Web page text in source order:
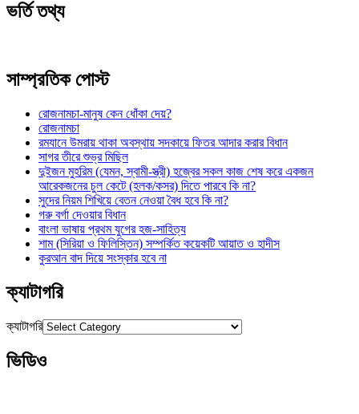
ভর্তি তথ্য
সাম্প্রতিক পোস্ট
রোজনামচা-মানুষ কেন ধোঁকা দেয়?
রোজনামচা
রমযানে উমরায় থাকা অবস্থায় সদকায়ে ফিতর আদার করার বিধান
সাগর তীরে শুভ্র মিছিল
দুইজন মুহরিম (যেমন, স্বামী-স্ত্রী) হজ্বের সকল কাজ শেষ করে একজন
আরেকজনের চুল কেটে (হলক/কসর) দিতে পারবে কি না?
সুদের নিয়ম শিখিয়ে বেতন নেওয়া বৈধ হবে কি না?
গরু বর্গা দেওয়ার বিধান
বাংলা ভাষায় প্রথম যুগের হজ-সাহিত্য
শাম (সিরিয়া ও ফিলিস্তিন) সম্পর্কিত কয়েকটি আয়াত ও হাদীস
কুরআন বাদ দিয়ে সংস্কার হবে না
ক্যাটাগরি
ক্যাটাগরি
ভিডিও